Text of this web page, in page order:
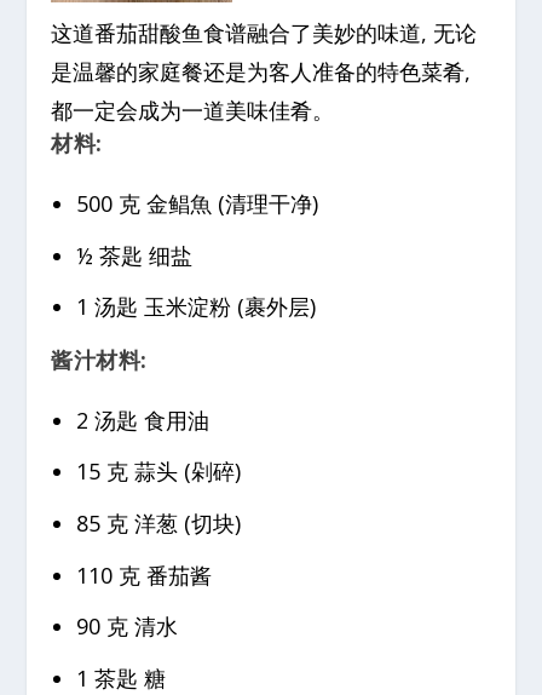
这道番茄甜酸鱼食谱融合了美妙的味道, 无论
是温馨的家庭餐还是为客人准备的特色菜肴,
都一定会成为一道美味佳肴。
材料:
500 克 金鲳魚 (清理干净)
½ 茶匙 细盐
1 汤匙 玉米淀粉 (裹外层)
酱汁材料:
2 汤匙 食用油
15 克 蒜头 (剁碎)
85 克 洋葱 (切块)
110 克 番茄酱
90 克 清水
1 茶匙 糖